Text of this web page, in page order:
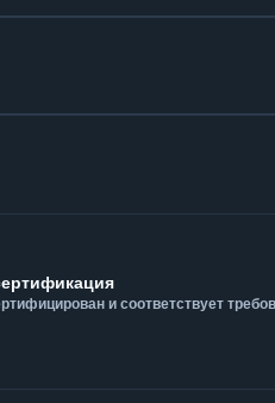
и соответствует